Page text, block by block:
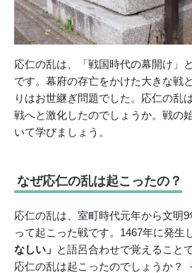
応仁の乱は、「戦国時代の幕開け」
です。幕府の存亡をかけた大きな戦
りはお世継ぎ問題でした。応仁の乱
戦へと激化したのでしょうか。戦の
いて学びましょう。
なぜ応仁の乱は起こったの？
応仁の乱は、室町時代元年から文明
って起こった戦です。1467年に発生
なしい」 と語呂合わせで覚えること
応仁の乱は起こったのでしょうか？